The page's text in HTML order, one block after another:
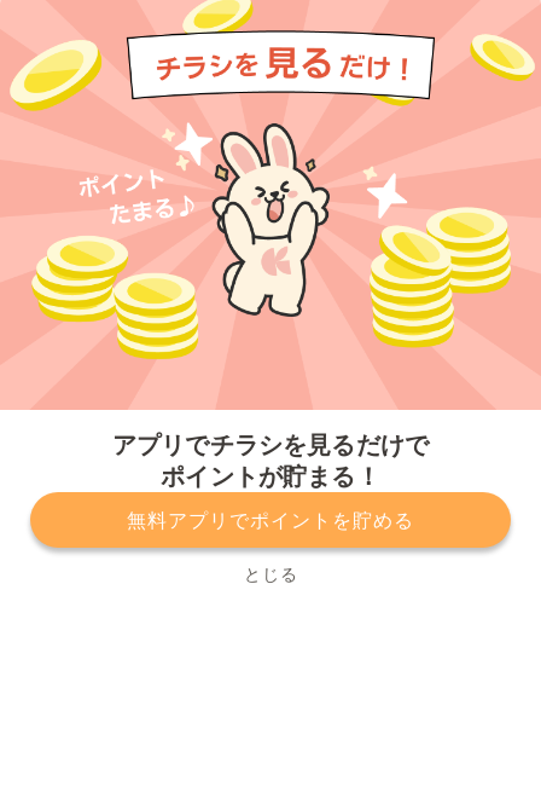
アプリでチラシを見るだけで
ポイントが貯まる！
無料アプリでポイントを貯める
とじる
プライバシーポリシー 利用規約
運営会社
サービスに関してのお問い合わせ